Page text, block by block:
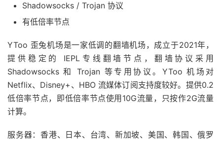
Shadowsocks / Trojan 协议
有低倍率节点
YToo 歪兔机场是一家低调的翻墙机场，成立于2021年，
提供稳定的 IEPL专线翻墙节点，翻墙协议采用
Shadowsocks 和 Trojan 等专用协议。YToo 机场对
Netflix、Disney+、HBO 流媒体订阅支持度较好。提供0.2
低倍率节点，即低倍率节点使用10G流量，只按作2G流量
计算。
服务器：香港、日本、台湾、新加坡、美国、韩国、俄罗